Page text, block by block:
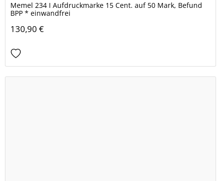
Memel 234 I Aufdruckmarke 15 Cent. auf 50 Mark, Befund
BPP * einwandfrei
130,90 €